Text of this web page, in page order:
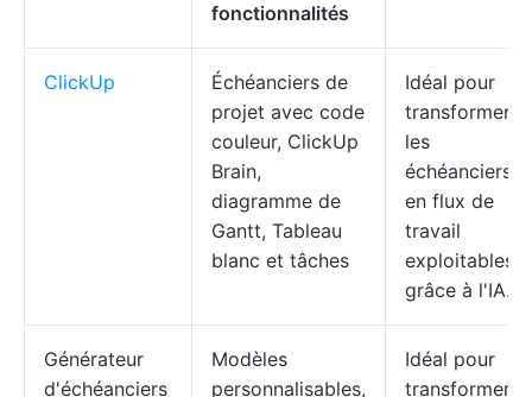
fonctionnalités
ClickUp
Échéanciers de
projet avec code
couleur, ClickUp
Brain,
diagramme de
Gantt, Tableau
blanc et tâches
Idéal pour
transformer
les
échéanciers
en flux de
travail
exploitables
grâce à l'IA.
Générateur
d'échéanciers
Modèles
personnalisables,
Idéal pour
transformer